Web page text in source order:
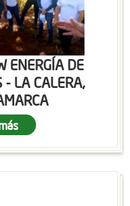
ENERGÍA DE
- LA CALERA,